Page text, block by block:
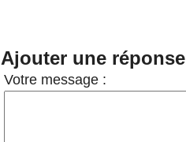
Ajouter une réponse
Votre message :